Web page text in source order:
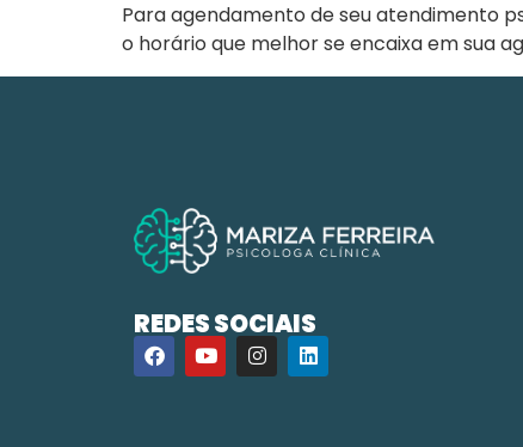
Para agendamento de seu atendimento
o horário que melhor se encaixa em sua
REDES SOCIAIS